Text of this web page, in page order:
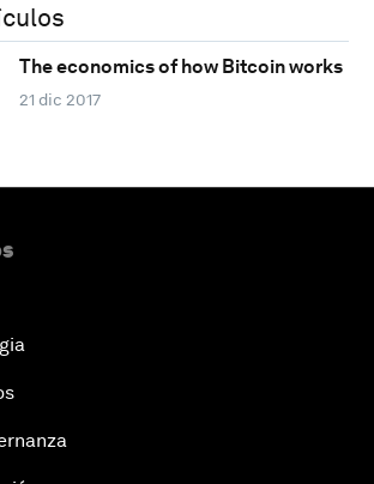
The economics of how Bitcoin works
21 dic 2017